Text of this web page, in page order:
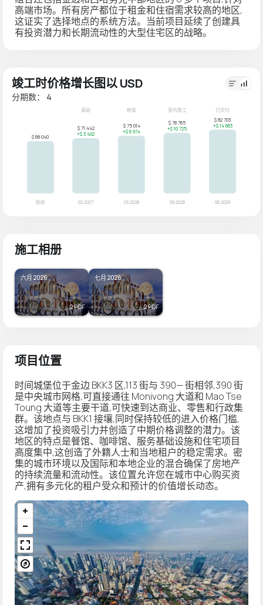
高端市场。所有房产都位于租金和住宿需求较高的地区,
这证实了选择地点的系统方法。当前项目延续了创建具
有投资潜力和长期流动性的大型住宅区的战略。
竣工时价格增长图以 USD
分期数： 4
施工相册
六月 2026
2 PDF
七月 2026
2 PDF
项目位置
时间城堡位于金边 BKK3 区,113 街与 390— 街相邻,390 街
是中央城市网格,可直接通往 Monivong 大道和 Mao Tse
Toung 大道等主要干道,可快速到达商业、零售和行政集
群。该地点与 BKK1 接壤,同时保持较低的进入价格门槛,
这增加了投资吸引力并创造了中期价格调整的潜力。该
地区的特点是餐馆、咖啡馆、服务基础设施和住宅项目
高度集中,这创造了外籍人士和当地租户的稳定需求。密
集的城市环境以及国际和本地企业的混合确保了房地产
的持续流量和流动性。该位置允许您在城市中心购买资
产,拥有多元化的租户受众和预计的价值增长动态。